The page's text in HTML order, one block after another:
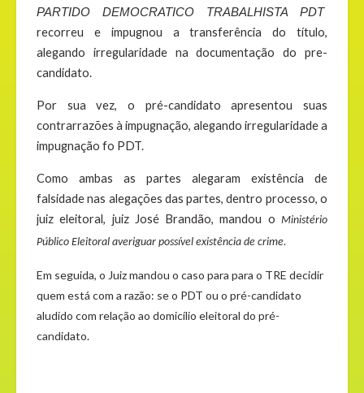
PARTIDO DEMOCRATICO TRABALHISTA PDT
recorreu e impugnou a transferência do título,
alegando irregularidade na documentação do pre-
candidato.
Por sua vez, o pré-candidato apresentou suas
contrarrazões à impugnação, alegando irregularidade a
impugnação fo PDT.
Como ambas as partes alegaram existência de
falsidade nas alegações das partes, dentro processo, o
juiz eleitoral, juiz José Brandão, mandou o Ministério
Público Eleitoral averiguar possível existência de crime.
Em seguida, o Juiz mandou o caso para para o TRE decidir
quem está com a razão: se o PDT ou o pré-candidato
aludido com relação ao domicílio eleitoral do pré-
candidato.